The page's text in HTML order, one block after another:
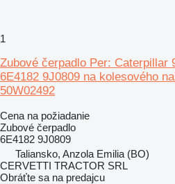
1
Zubové čerpadlo Per: Caterpillar
6E4182 9J0809 na kolesového
50W02492
Cena na požiadanie
Zubové čerpadlo
6E4182 9J0809
Taliansko, Anzola Emilia (BO)
CERVETTI TRACTOR SRL
Obráťte sa na predajcu